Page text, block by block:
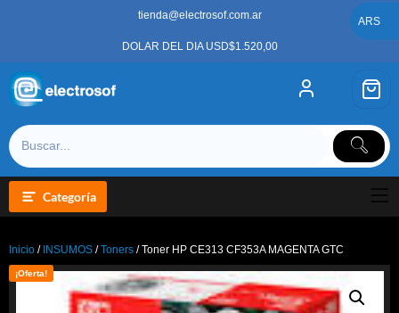
tienda@electrosof.com.ar
DOLAR DEL DIA USD$1.520,00
Categoría
Inicio / INSUMOS /Toners / Toner HP CE313 CF353A MAGENTA GTC
¡Oferta!
ARS